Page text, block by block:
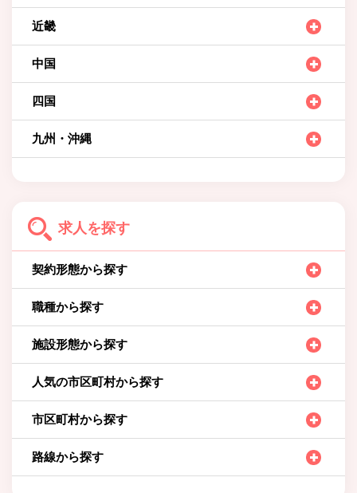
近畿
中国
四国
九州・沖縄
求人を探す
契約形態から探す
職種から探す
施設形態から探す
人気の市区町村から探す
市区町村から探す
路線から探す